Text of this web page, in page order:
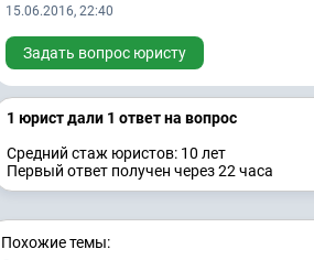
15.06.2016, 22:40
Задать вопрос юристу
1 юрист дали 1 ответ на вопрос
Средний стаж юристов: 10 лет
Первый ответ получен через 22 часа
Похожие темы: